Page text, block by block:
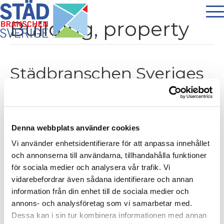
Denna webbplats använder cookies
Vi använder enhetsidentifierare för att anpassa innehållet
och annonserna till användarna, tillhandahålla funktioner
för sociala medier och analysera vår trafik. Vi
vidarebefordrar även sådana identifierare och annan
information från din enhet till de sociala medier och
annons- och analysföretag som vi samarbetar med.
Dessa kan i sin tur kombinera informationen med annan
Building, property
Städbranschen Sveriges
Städbranschindex